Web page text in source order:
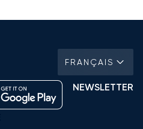
FRANÇAIS
NEWSLETTER